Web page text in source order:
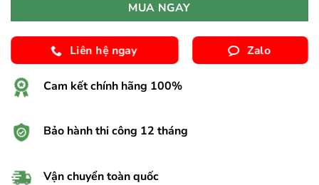
MUA NGAY
Liên hệ ngay Zalo
Cam kết chính hãng 100%
Bảo hành thi công 12 tháng
Vận chuyển toàn quốc